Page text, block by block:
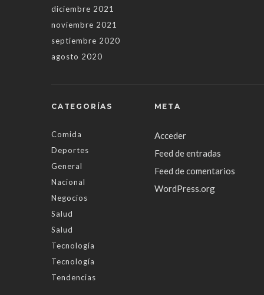
diciembre 2021
noviembre 2021
septiembre 2020
agosto 2020
CATEGORÍAS
Comida
Deportes
General
Nacional
Negocios
Salud
Salud
Tecnología
Tecnología
Tendencias
META
Acceder
Feed de entradas
Feed de comentarios
WordPress.org